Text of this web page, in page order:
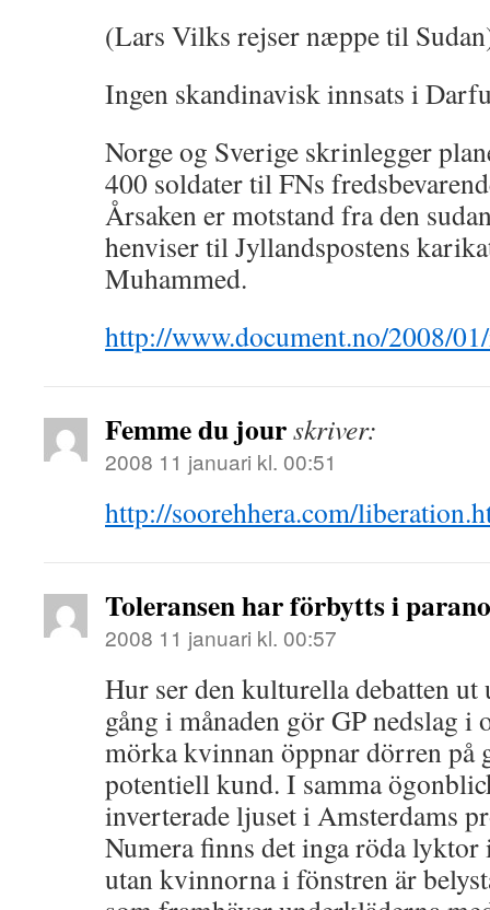
(Lars Vilks rejser næppe til
Ingen skandinavisk innsats i
Norge og Sverige skrinlegger
400 soldater til FNs
Årsaken er motstand fra den
henviser til Jyllandspostens
Muhammed.
http://www.document.no/2008/
Femme du jourskriver:
2008 11 januari kl. 00:51
http://soorehhera.com/
Toleransen har förbytts i
2008 11 januari kl. 00:57
Hur ser den kulturella debatten ut
gång i månaden gör GP nedslag
mörka kvinnan öppnar dörren på
potentiell kund. I samma
inverterade ljuset i Amsterdams
Numera finns det inga röda lyktor
utan kvinnorna i fönstren är